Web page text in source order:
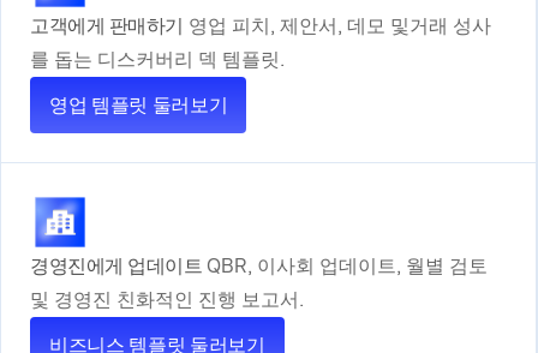
고객에게 판매하기 영업 피치, 제안서, 데모 및거래 성사
를 돕는 디스커버리 덱 템플릿.
영업 템플릿 둘러보기
경영진에게 업데이트 QBR, 이사회 업데이트, 월별 검토
및 경영진 친화적인 진행 보고서.
비즈니스 템플릿 둘러보기